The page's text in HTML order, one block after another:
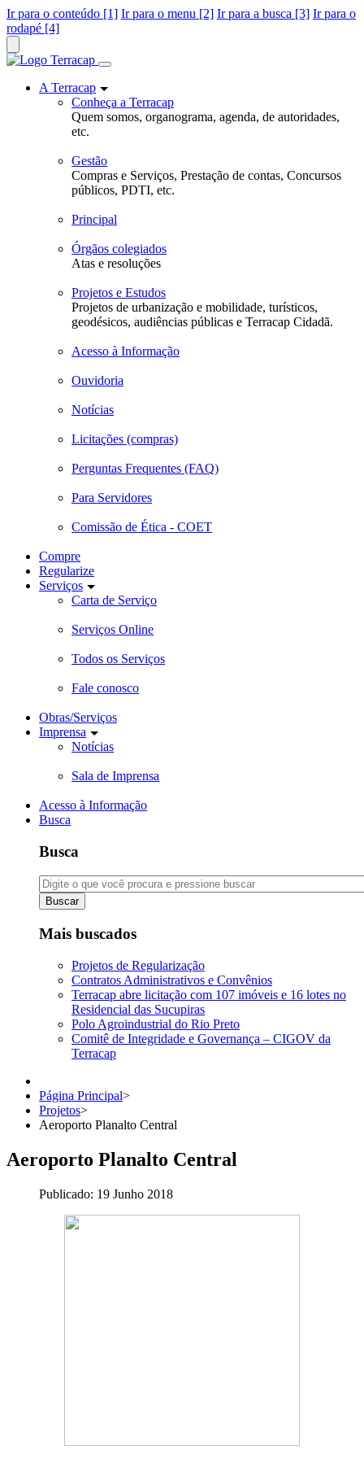
Ir para o conteúdo [1] Ir para o menu [2] Ir para a busca [3] Ir para o
rodapé [4]
A Terracap
Conheça a Terracap
Quem somos, organograma, agenda, de autoridades,
etc.
Gestão
Compras e Serviços, Prestação de contas, Concursos
públicos, PDTI, etc.
Principal
Órgãos colegiados
Atas e resoluções
Projetos e Estudos
Projetos de urbanização e mobilidade, turísticos,
geodésicos, audiências públicas e Terracap Cidadã.
Acesso à Informação
Ouvidoria
Notícias
Licitações (compras)
Perguntas Frequentes (FAQ)
Para Servidores
Comissão de Ética - COET
Compre
Regularize
Serviços
Carta de Serviço
Serviços Online
Todos os Serviços
Fale conosco
Obras/Serviços
Imprensa
Notícias
Sala de Imprensa
Acesso à Informação
Busca
Busca
Buscar
Mais buscados
Projetos de Regularização
Contratos Administrativos e Convênios
Terracap abre licitação com 107 imóveis e 16 lotes no
Residencial das Sucupiras
Polo Agroindustrial do Rio Preto
Comitê de Integridade e Governança – CIGOV da
Terracap
Página Principal>
Projetos>
Aeroporto Planalto Central
Aeroporto Planalto Central
Publicado: 19 Junho 2018